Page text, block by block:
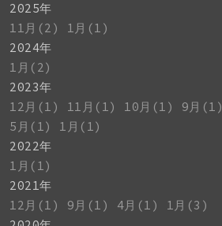
2025年
11月(2)
1月(1)
2024年
1月(2)
2023年
12月(1)
11月(1) 10月(1)
9月(1)
5月(1)
1月(1)
2022年
1月(1)
2021年
12月(1)
9月(1) 4月(1)
1月(3)